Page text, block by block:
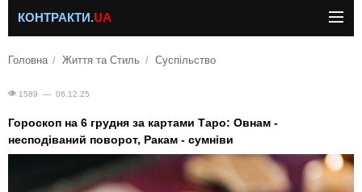
КОНТРАКТИ.UA
Головна Життя та Стиль Суспільство
1589 — 06.12.25
Гороскоп на 6 грудня за картами Таро: Овнам -
несподіваний поворот, Ракам - сумніви